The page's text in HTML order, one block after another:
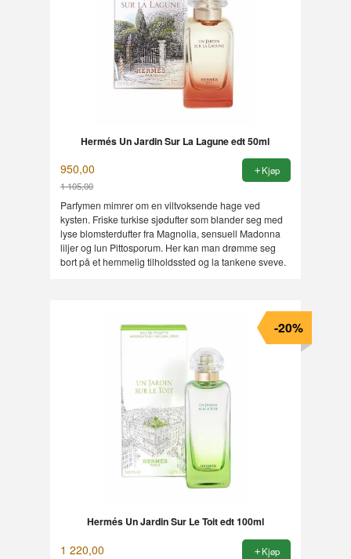
Hermés Un Jardin Sur La Lagune edt 50ml
950,00
1 105,00
Rabatt
Kjøp
Parfymen mimrer om en viltvoksende hage ved
kysten. Friske turkise sjødufter som blander seg med
lyse blomsterdufter fra Magnolia, sensuell Madonna
liljer og lun Pittosporum. Her kan man drømme seg
bort på et hemmelig tilholdssted og la tankene sveve.
Hermés Un Jardin Sur Le Toit edt 100ml
1 220,00
-20%
Kjøp